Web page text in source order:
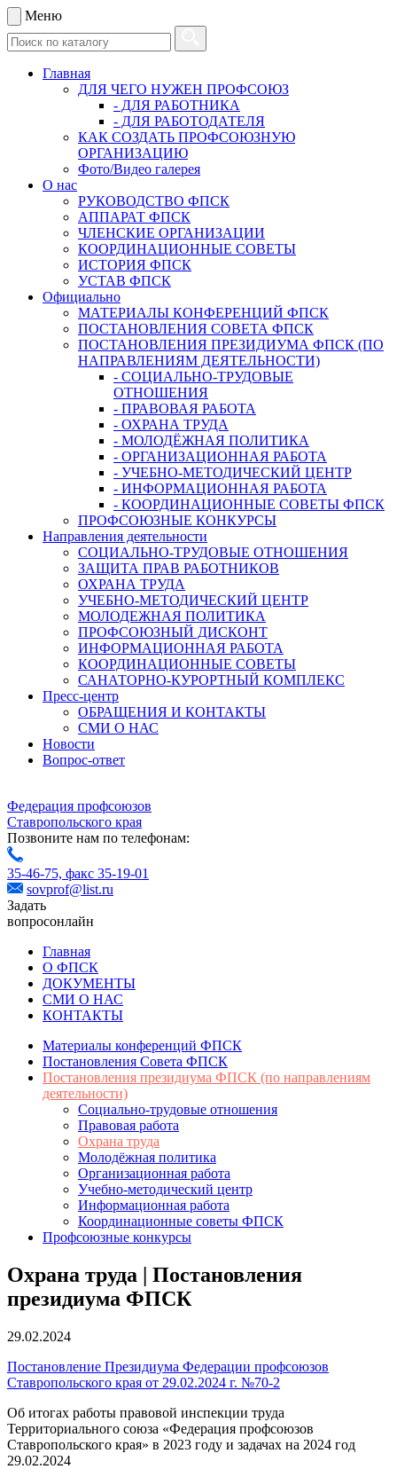
Меню
Главная
ДЛЯ ЧЕГО НУЖЕН ПРОФСОЮЗ
- ДЛЯ РАБОТНИКА
- ДЛЯ РАБОТОДАТЕЛЯ
КАК СОЗДАТЬ ПРОФСОЮЗНУЮ
ОРГАНИЗАЦИЮ
Фото/Видео галерея
О нас
РУКОВОДСТВО ФПСК
АППАРАТ ФПСК
ЧЛЕНСКИЕ ОРГАНИЗАЦИИ
КООРДИНАЦИОННЫЕ СОВЕТЫ
ИСТОРИЯ ФПСК
УСТАВ ФПСК
Официально
МАТЕРИАЛЫ КОНФЕРЕНЦИЙ ФПСК
ПОСТАНОВЛЕНИЯ СОВЕТА ФПСК
ПОСТАНОВЛЕНИЯ ПРЕЗИДИУМА ФПСК (ПО
НАПРАВЛЕНИЯМ ДЕЯТЕЛЬНОСТИ)
- СОЦИАЛЬНО-ТРУДОВЫЕ
ОТНОШЕНИЯ
- ПРАВОВАЯ РАБОТА
- ОХРАНА ТРУДА
- МОЛОДЁЖНАЯ ПОЛИТИКА
- ОРГАНИЗАЦИОННАЯ РАБОТА
- УЧЕБНО-МЕТОДИЧЕСКИЙ ЦЕНТР
- ИНФОРМАЦИОННАЯ РАБОТА
- КООРДИНАЦИОННЫЕ СОВЕТЫ ФПСК
ПРОФСОЮЗНЫЕ КОНКУРСЫ
Направления деятельности
СОЦИАЛЬНО-ТРУДОВЫЕ ОТНОШЕНИЯ
ЗАЩИТА ПРАВ РАБОТНИКОВ
ОХРАНА ТРУДА
УЧЕБНО-МЕТОДИЧЕСКИЙ ЦЕНТР
МОЛОДЕЖНАЯ ПОЛИТИКА
ПРОФСОЮЗНЫЙ ДИСКОНТ
ИНФОРМАЦИОННАЯ РАБОТА
КООРДИНАЦИОННЫЕ СОВЕТЫ
САНАТОРНО-КУРОРТНЫЙ КОМПЛЕКС
Пресс-центр
ОБРАЩЕНИЯ И КОНТАКТЫ
СМИ О НАС
Новости
Вопрос-ответ
Федерация профсоюзов
Ставропольского края
Позвоните нам по телефонам:
35-46-75, факс 35-19-01
sovprof@list.ru
Задать
вопросонлайн
Главная
О ФПСК
ДОКУМЕНТЫ
СМИ О НАС
КОНТАКТЫ
Материалы конференций ФПСК
Постановления Совета ФПСК
Постановления президиума ФПСК (по направлениям
деятельности)
Социально-трудовые отношения
Правовая работа
Охрана труда
Молодёжная политика
Организационная работа
Учебно-методический центр
Информационная работа
Координационные советы ФПСК
Профсоюзные конкурсы
Охрана труда | Постановления
президиума ФПСК
29.02.2024
Постановление Президиума Федерации профсоюзов
Ставропольского края от 29.02.2024 г. №70-2
Об итогах работы правовой инспекции труда
Территориального союза «Федерация профсоюзов
Ставропольского края» в 2023 году и задачах на 2024 год
29.02.2024